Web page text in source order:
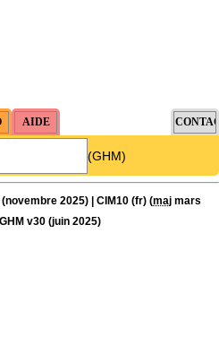
(GHM)
2025) | CIM10 (fr) (maj mars
v30 (juin 2025)